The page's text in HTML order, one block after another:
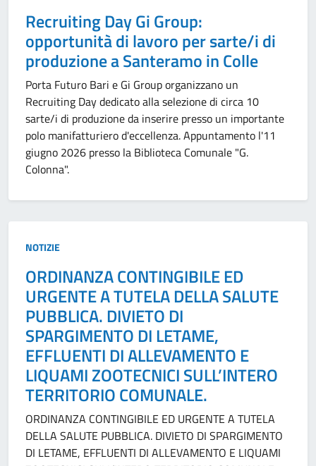
Recruiting Day Gi Group:
opportunità di lavoro per sarte/i di
produzione a Santeramo in Colle
Porta Futuro Bari e Gi Group organizzano un
Recruiting Day dedicato alla selezione di circa 10
sarte/i di produzione da inserire presso un importante
polo manifatturiero d'eccellenza. Appuntamento l'11
giugno 2026 presso la Biblioteca Comunale "G.
Colonna".
Tipo:
NOTIZIE
ORDINANZA CONTINGIBILE ED
URGENTE A TUTELA DELLA SALUTE
PUBBLICA. DIVIETO DI
SPARGIMENTO DI LETAME,
EFFLUENTI DI ALLEVAMENTO E
LIQUAMI ZOOTECNICI SULL’INTERO
TERRITORIO COMUNALE.
ORDINANZA CONTINGIBILE ED URGENTE A TUTELA
DELLA SALUTE PUBBLICA. DIVIETO DI SPARGIMENTO
DI LETAME, EFFLUENTI DI ALLEVAMENTO E LIQUAMI